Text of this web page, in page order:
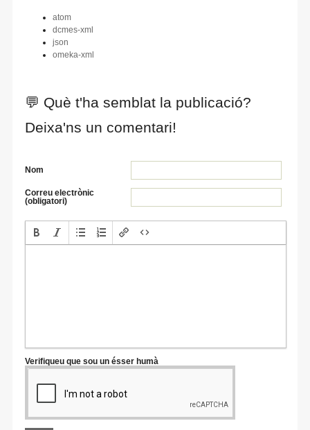
atom
dcmes-xml
json
omeka-xml
💬 Què t'ha semblat la publicació?
Deixa'ns un comentari!
Nom
Correu electrònic
(obligatori)
Verifiqueu que sou un ésser humà